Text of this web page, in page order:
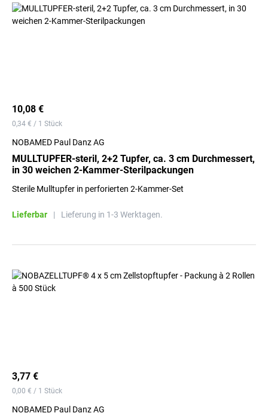
10,08 €
0,34 € / 1 Stück
NOBAMED Paul Danz AG
MULLTUPFER-steril, 2+2 Tupfer, ca. 3 cm Durchmessert,
in 30 weichen 2-Kammer-Sterilpackungen
Sterile Mulltupfer in perforierten 2-Kammer-Set
Lieferbar | Lieferung in 1-3 Werktagen.
3,77 €
0,00 € / 1 Stück
NOBAMED Paul Danz AG